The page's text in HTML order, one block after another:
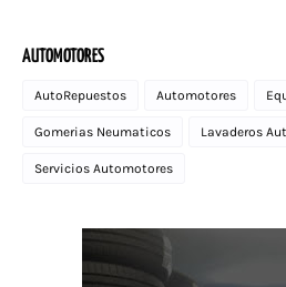
AUTOMOTORES
AutoRepuestos Automotores
Gomerias Neumaticos Lavaderos
Servicios Automotores